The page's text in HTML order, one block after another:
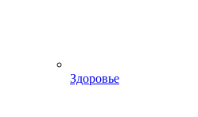
Здоровье